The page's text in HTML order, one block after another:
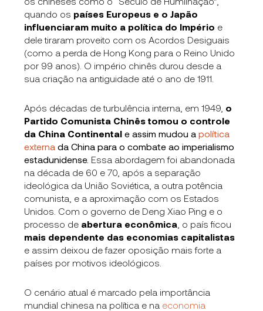
quando os países Europeus e o Japão
influenciaram muito a política do Império e
dele tiraram proveito com os Acordos Desiguais
(como a perda de Hong Kong para o Reino Unido
por 99 anos). O império chinês durou desde a
sua criação na antiguidade até o ano de 1911.
Após décadas de turbulência interna, em 1949, o
Partido Comunista Chinês tomou o controle
da China Continentale assim mudou apolítica
externa da China para o combate ao imperialismo
estadunidense. Essa abordagem foi abandonada
na década de 60 e 70, após a separação
ideológica da União Soviética, a outra potência
comunista, e a aproximação com os Estados
Unidos. Com o governo de Deng Xiao Ping e o
processo de abertura econômica , o país ficou
mais dependente das economias capitalistas
e assim deixou de fazer oposição mais forte a
países por motivos ideológicos.
O cenário atual é marcado pela importância
mundial chinesa na política e na economia